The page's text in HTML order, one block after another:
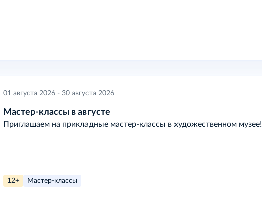
01 августа 2026 - 30 августа 2026
Мастер-классы в августе
Приглашаем на прикладные мастер-классы в художественном музее!
12+ Мастер-классы